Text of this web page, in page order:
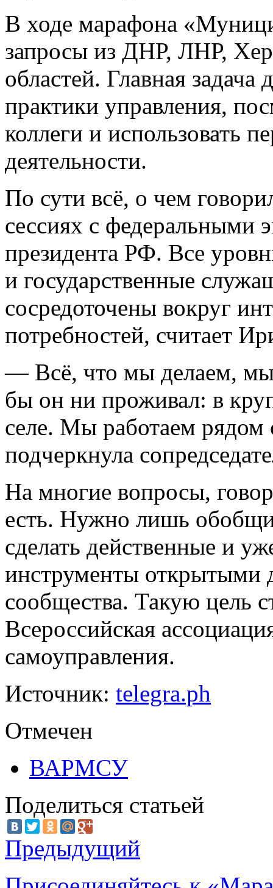
В ходе марафона
запросы из ДНР, ЛНР,
областей. Главная
практики управления,
коллеги и использовать
деятельности.
По сути всё, о чем
сессиях с федеральными
президента РФ. Все
и государственные
сосредоточены вокруг
потребностей, считает
— Всё, что мы делаем, мы
бы он ни проживал: в
селе. Мы работаем
подчеркнула
На многие вопросы,
есть. Нужно лишь
сделать действенные и
инструменты открытыми
сообщества. Такую цель
Всероссийская
самоуправления.
Источник: telegra.ph
Отмечен
ВАРМСУ
Поделиться статьей
Предыдущий